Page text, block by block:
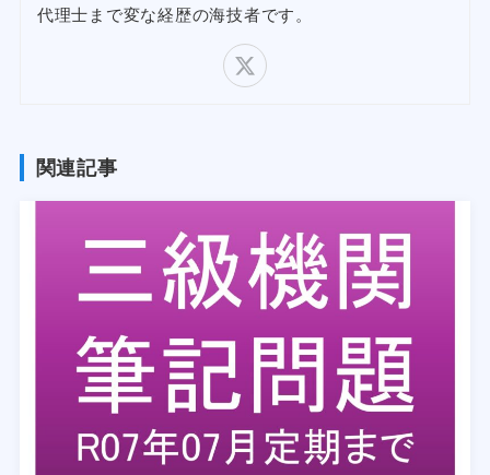
代理士まで変な経歴の海技者です。
関連記事